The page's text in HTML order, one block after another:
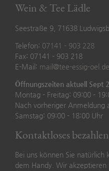
Wein & Tee Lädle
Seestraße 9, 71638
Telefon: 07141 - 903 228
Fax: 07141 - 903 218
E-Mail: mail@tee-essig-oel.de
Öffnungszeiten aktuell Sept
Montag - Freitag: 09:00 -
Nach vorheriger Anmeldung
Samstag: 09:00 - 18:00 Uhr
Kontaktloses
Bei uns können Sie
dem Handy. Wir akzeptieren